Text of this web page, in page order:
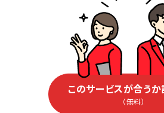
このサービスが合う
（無料）